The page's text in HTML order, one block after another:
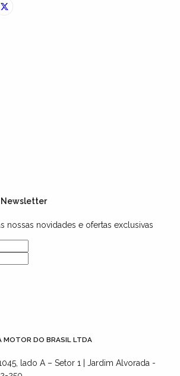
Newsletter
nossas novidades e ofertas exclusivas
MOTOR DO BRASIL LTDA
lado A – Setor 1 | Jardim Alvorada -